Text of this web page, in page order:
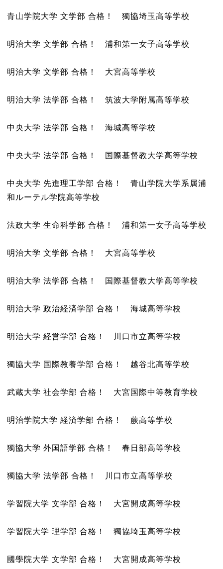
青山学院大学 文学部 合格！ 獨協埼玉高等学校
明治大学 文学部 合格！ 浦和第一女子高等学校
明治大学 文学部 合格！ 大宮高等学校
明治大学 法学部 合格！ 筑波大学附属高等学校
中央大学 法学部 合格！ 海城高等学校
中央大学 法学部 合格！ 国際基督教大学高等学校
中央大学 先進理工学部 合格！ 青山学院大学系属浦
和ルーテル学院高等学校
法政大学 生命科学部 合格！ 浦和第一女子高等学校
明治大学 文学部 合格！ 大宮高等学校
明治大学 法学部 合格！ 国際基督教大学高等学校
明治大学 政治経済学部 合格！ 海城高等学校
明治大学 経営学部 合格！ 川口市立高等学校
獨協大学 国際教養学部 合格！ 越谷北高等学校
武蔵大学 社会学部 合格！ 大宮国際中等教育学校
明治学院大学 経済学部 合格！ 蕨高等学校
獨協大学 外国語学部 合格！ 春日部高等学校
獨協大学 法学部 合格！ 川口市立高等学校
学習院大学 文学部 合格！ 大宮開成高等学校
学習院大学 理学部 合格！ 獨協埼玉高等学校
國學院大学 文学部 合格！ 大宮開成高等学校